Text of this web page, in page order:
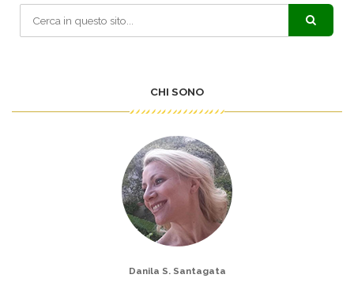
CHI SONO
Danila S. Santagata